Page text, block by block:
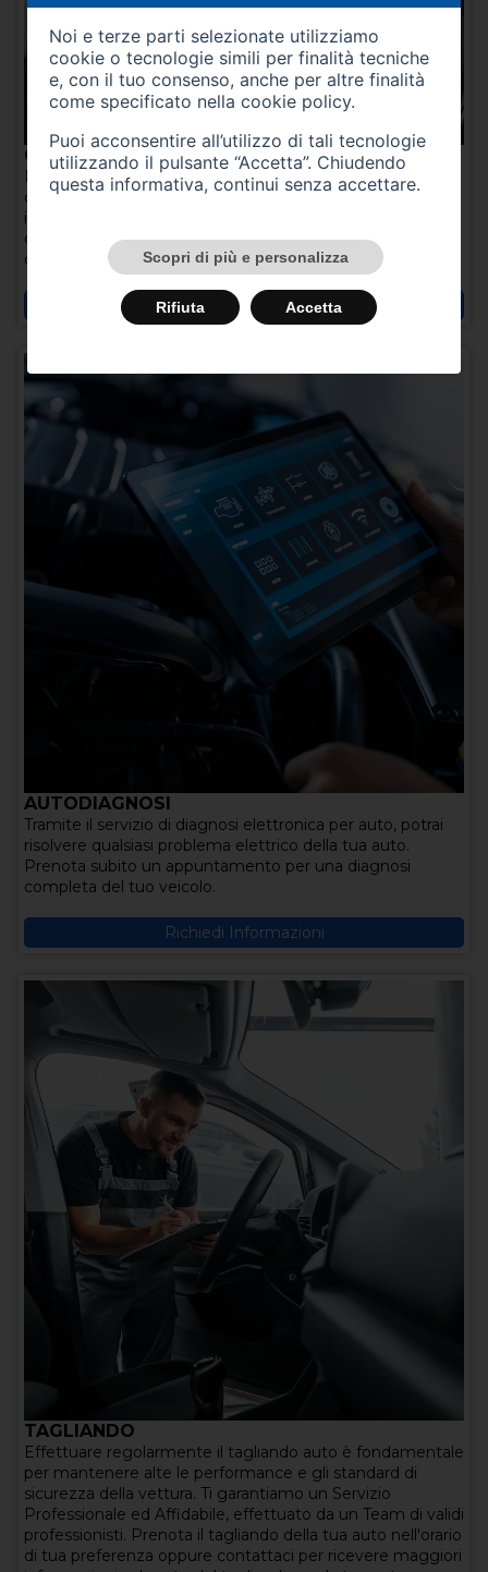
CLIMATIZZATORI
Prenota un appuntamento per un check sull’impianto
dell’aria condizionata: il nostro Team si occuperà degli
interventi di pulizia e, se necessario, della sostituzione
delle componenti per assicurarti un funzionamento
ottimale.
Richiedi Informazioni
AUTODIAGNOSI
Tramite il servizio di diagnosi elettronica per auto, potrai
risolvere qualsiasi problema elettrico della tua auto.
Prenota subito un appuntamento per una diagnosi
completa del tuo veicolo.
Richiedi Informazioni
TAGLIANDO
Effettuare regolarmente il tagliando auto è fondamentale
per mantenere alte le performance e gli standard di
sicurezza della vettura. Ti garantiamo un Servizio
Professionale ed Affidabile, effettuato da un Team di validi
professionisti. Prenota il tagliando della tua auto nell'orario
di tua preferenza oppure contattaci per ricevere maggiori
Noi e terze parti selezionate utilizziamo
cookie o tecnologie simili per finalità tecniche
e, con il tuo consenso, anche per altre finalità
come specificato nella cookie policy.
Puoi acconsentire all’utilizzo di tali tecnologie
utilizzando il pulsante “Accetta”. Chiudendo
questa informativa, continui senza accettare.
Scopri di più e personalizza
Rifiuta Accetta